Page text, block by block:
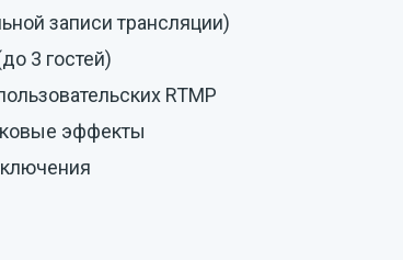
записи трансляции)
3 гостей)
RTMP
эффекты